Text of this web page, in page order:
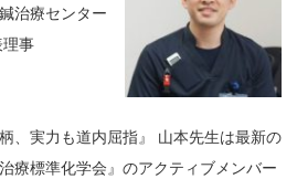
治療センター
事
、実力も道内屈指』 山本先生は最新の
療標準化学会』のアクティブメンバー